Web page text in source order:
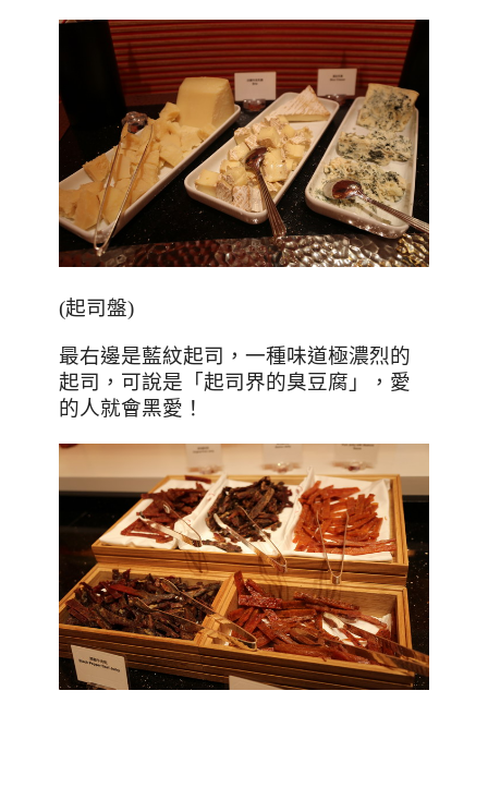
(起司盤)
最右邊是藍紋起司，一種味道極濃烈的
起司，可說是「起司界的臭豆腐」，愛
的人就會黑愛！